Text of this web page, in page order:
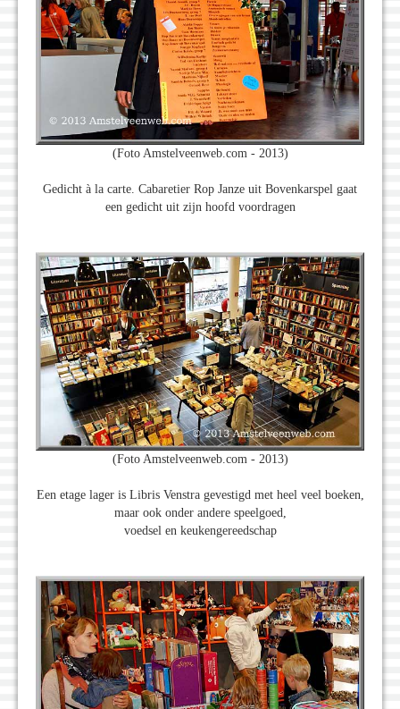
(Foto Amstelveenweb.com - 2013)
Gedicht à la carte. Cabaretier Rop Janze uit Bovenkarspel gaat
een gedicht uit zijn hoofd voordragen
(Foto Amstelveenweb.com - 2013)
Een etage lager is Libris Venstra gevestigd met heel veel boeken,
maar ook onder andere speelgoed,
voedsel en keukengereedschap